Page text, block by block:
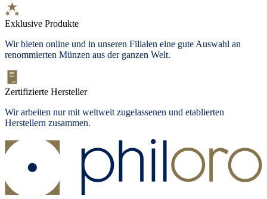
Exklusive Produkte
Wir bieten online und in unseren Filialen eine gute Auswahl an
renommierten Münzen aus der ganzen Welt.
Zertifizierte Hersteller
Wir arbeiten nur mit weltweit zugelassenen und etablierten
Herstellern zusammen.